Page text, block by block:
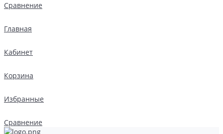
Сравнение
Главная
Кабинет
Корзина
Избранные
Сравнение